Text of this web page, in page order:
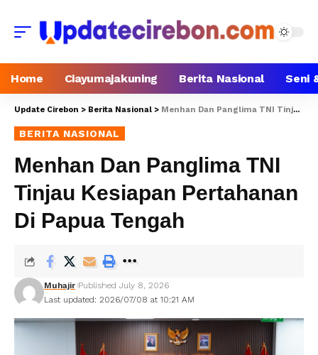
Home Ciayumajakuning Berita Nasional Seni
Update Cirebon > Berita Nasional > Menhan Dan Panglima TNI Tinjau Kesiapan Pertahanan Di Papua Tengah
BERITA NASIONAL
Menhan Dan Panglima TNI
Tinjau Kesiapan Pertahanan
Di Papua Tengah
Last updated: 2026/07/08 at 10:21 AM
Muhajir Published July 8, 2026